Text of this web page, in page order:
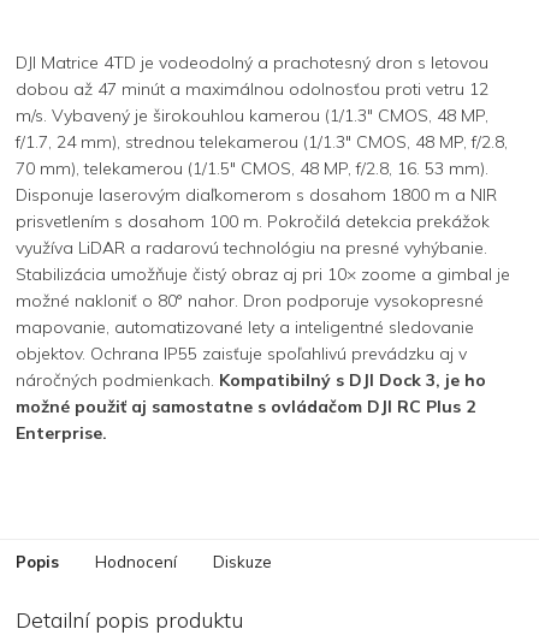
DJI Matrice 4TD je vodeodolný a prachotesný dron s letovou
dobou až 47 minút a maximálnou odolnosťou proti vetru 12
m/s. Vybavený je širokouhlou kamerou (1/1.3" CMOS, 48 MP,
f/1.7, 24 mm), strednou telekamerou (1/1.3" CMOS, 48 MP, f/2.8,
70 mm), telekamerou (1/1.5" CMOS, 48 MP, f/2.8, 16. 53 mm).
Disponuje laserovým diaľkomerom s dosahom 1800 m a NIR
prisvetlením s dosahom 100 m. Pokročilá detekcia prekážok
využíva LiDAR a radarovú technológiu na presné vyhýbanie.
Stabilizácia umožňuje čistý obraz aj pri 10× zoome a gimbal je
možné nakloniť o 80° nahor. Dron podporuje vysokopresné
mapovanie, automatizované lety a inteligentné sledovanie
objektov. Ochrana IP55 zaisťuje spoľahlivú prevádzku aj v
náročných podmienkach. Kompatibilný s DJI Dock 3, je ho
možné použiť aj samostatne s ovládačom DJI RC Plus 2
Enterprise.
Popis Hodnocení Diskuze
Detailní popis produktu